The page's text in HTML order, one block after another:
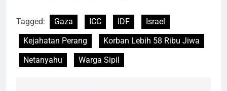
Tagged: Gaza ICC IDF
Israel
Kejahatan Perang
Korban Lebih 58 Ribu Jiwa
Netanyahu
Warga Sipil